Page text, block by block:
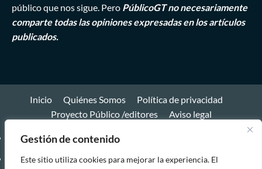
Gestión de contenido
Este sitio utiliza cookies para mejorar la experiencia. El
público que nos sigue. Pero PúblicoGT no necesariamente
comparte todas las opiniones expresadas en los artículos
publicados.
Inicio Quiénes Somos
Política de privacidad
Proyecto Público /editores
Aviso legal
Inicio
Quiénes